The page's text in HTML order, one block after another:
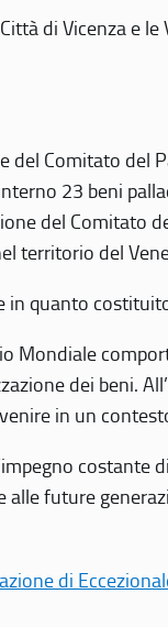
di Vicenza e
del Comitato del
23 beni
del Comitato
territorio del
in quanto
Mondiale
dei beni.
in un
costante
future
di